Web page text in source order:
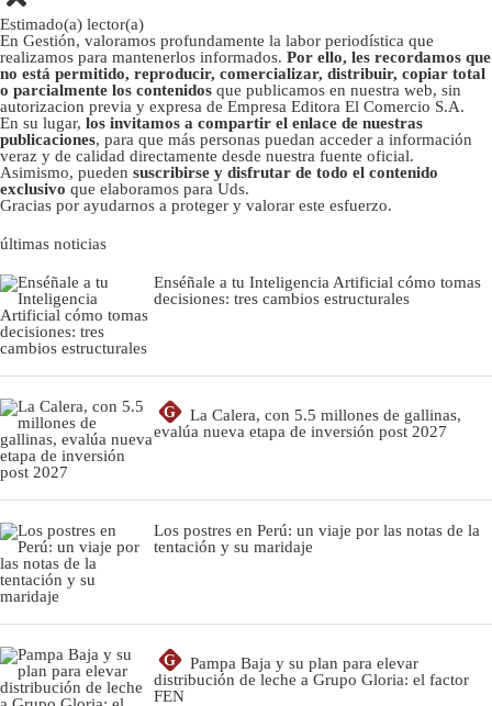
Estimado(a) lector(a)
En Gestión, valoramos profundamente la labor periodística que
realizamos para mantenerlos informados. Por ello, les recordamos que
no está permitido, reproducir, comercializar, distribuir, copiar total
o parcialmente los contenidos que publicamos en nuestra web, sin
autorizacion previa y expresa de Empresa Editora El Comercio S.A.
En su lugar, los invitamos a compartir el enlace de nuestras
publicaciones, para que más personas puedan acceder a información
veraz y de calidad directamente desde nuestra fuente oficial.
Asimismo, pueden suscribirse y disfrutar de todo el contenido
exclusivo que elaboramos para Uds.
Gracias por ayudarnos a proteger y valorar este esfuerzo.
últimas noticias
Enséñale a tu Inteligencia Artificial cómo tomas
decisiones: tres cambios estructurales
G
La Calera, con 5.5 millones de gallinas,
evalúa nueva etapa de inversión post 2027
Los postres en Perú: un viaje por las notas de la
tentación y su maridaje
G
Pampa Baja y su plan para elevar
distribución de leche a Grupo Gloria: el factor
FEN